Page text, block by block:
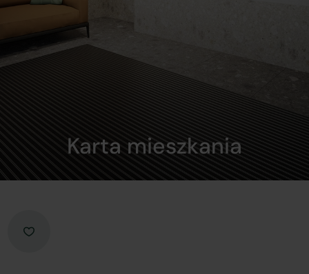
Karta mieszkania